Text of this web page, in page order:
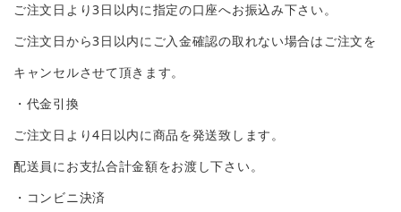
ご注文日より3日以内に指定の口座へお振込み下さい。
ご注文日から3日以内にご入金確認の取れない場合はご注文を
キャンセルさせて頂きます。
・代金引換
ご注文日より4日以内に商品を発送致します。
配送員にお支払合計金額をお渡し下さい。
・コンビニ決済